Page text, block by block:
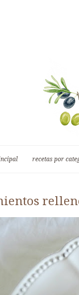
recetas por